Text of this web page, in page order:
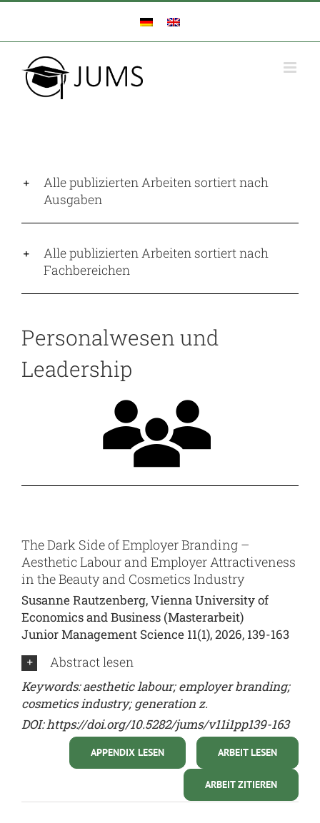
Zum
springen
Alle publizierten Arbeiten sortiert nach
Ausgaben
Alle publizierten Arbeiten sortiert nach
Fachbereichen
Personalwesen und
Leadership
The Dark Side of Employer Branding –
Aesthetic Labour and Employer Attractiveness
in the Beauty and Cosmetics Industry
Susanne Rautzenberg, Vienna University of
Economics and Business (Masterarbeit)
Junior Management Science 11(1), 2026, 139-163
Abstract lesen
Keywords: aesthetic labour; employer branding;
cosmetics industry; generation z.
DOI:https://doi.org/10.5282/jums/v11i1pp139-163
ARBEIT LESEN
APPENDIX LESEN
ARBEIT ZITIEREN